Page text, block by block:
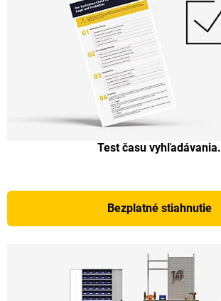
Test času vyhľadávania.
Bezplatné stiahnutie